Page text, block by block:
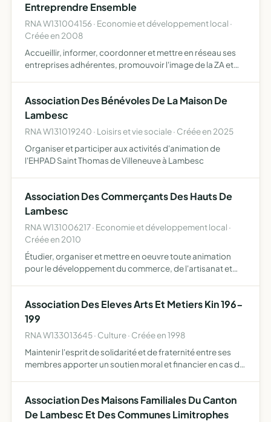
Entreprendre Ensemble
RNA W131004156 · Economie et développement local ·
Créée en 2008
Accueillir, informer, coordonner et mettre en réseau ses
entreprises adhérentes, promouvoir l'image de la ZA et
Association Des Bénévoles De La Maison De
Lambesc
RNA W131019240 · Loisirs et vie sociale · Créée en 2025
Organiser et participer aux activités d'animation de
l'EHPAD Saint Thomas de Villeneuve à Lambesc
Association Des Commerçants Des Hauts De
Lambesc
RNA W131006217 · Economie et développement local ·
Créée en 2010
Étudier, organiser et mettre en oeuvre toute animation
pour le développement du commerce, de l'artisanat et
Association Des Eleves Arts Et Metiers Kin 196-
199
RNA W133013645 · Culture · Créée en 1998
Maintenir l'esprit de solidarité et de fraternité entre ses
membres apporter un soutien moral et financier en cas de
Association Des Maisons Familiales Du Canton
De Lambesc Et Des Communes Limitrophes